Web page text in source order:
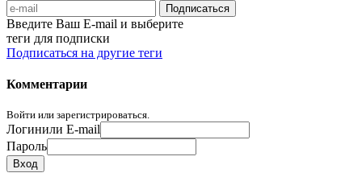
Введите Ваш E-mail и выберите
теги для подписки
Подписаться на другие теги
Комментарии
Войти или зарегистрироваться.
Логинили E-mail
Пароль